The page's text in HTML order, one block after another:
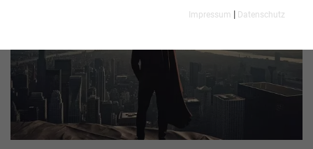
Impressum | Datenschutz